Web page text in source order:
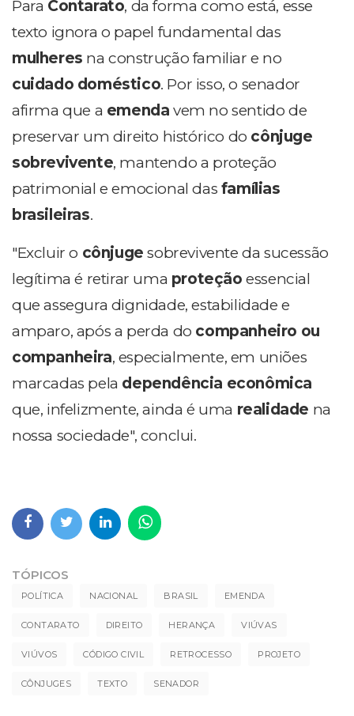
Para Contarato, da forma como está, esse
texto ignora o papel fundamental das
mulheres na construção familiar e no
cuidado doméstico. Por isso, o senador
afirma que a emenda vem no sentido de
preservar um direito histórico do cônjuge
sobrevivente, mantendo a proteção
patrimonial e emocional das famílias
brasileiras.
"Excluir o cônjuge sobrevivente da sucessão
legítima é retirar uma proteção essencial
que assegura dignidade, estabilidade e
amparo, após a perda do companheiro ou
companheira, especialmente, em uniões
marcadas pela dependência econômica
que, infelizmente, ainda é uma realidade na
nossa sociedade", conclui.
TÓPICOS
POLÍTICA NACIONAL BRASIL EMENDA
CONTARATO DIREITO HERANÇA VIÚVAS
VIÚVOS CÓDIGO CIVIL RETROCESSO PROJETO
CÔNJUGES TEXTO SENADOR